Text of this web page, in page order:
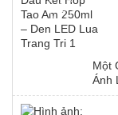
Một
Ánh